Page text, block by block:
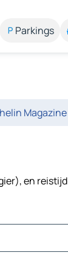
Parkings
Magazine
en